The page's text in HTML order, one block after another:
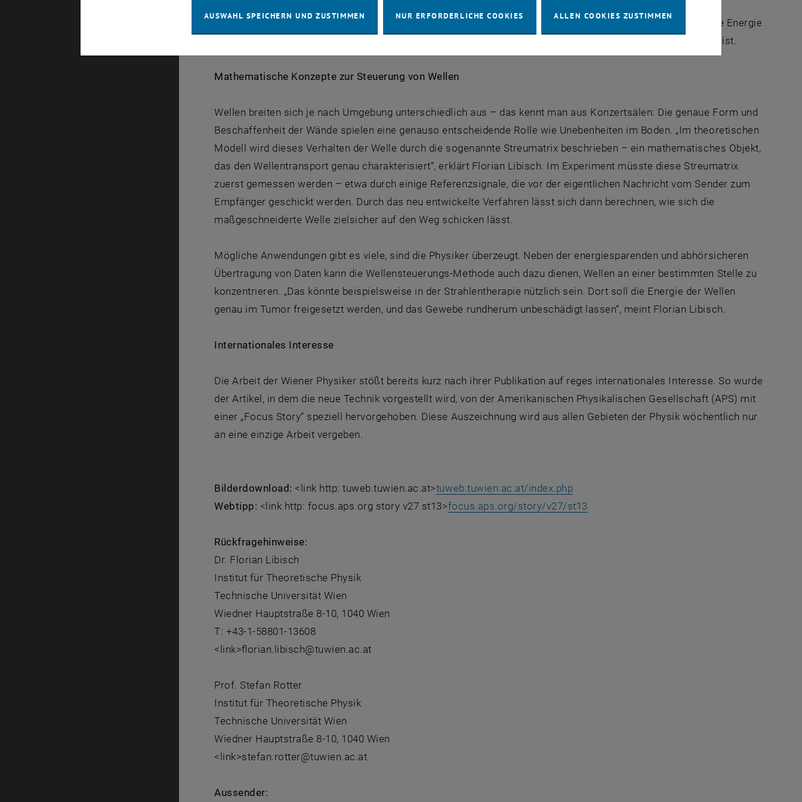
Abhörmikrophonen vorbeischwindeln, sondern auch Energie sparen: Schließlich landet am Ende die gesamte Energie
der Welle verlustfrei genau dort, wo man sie haben will, und nicht in Raumbereichen, wo sie ohnehin unnötig ist.
Mathematische Konzepte zur Steuerung von Wellen
Wellen breiten sich je nach Umgebung unterschiedlich aus – das kennt man aus Konzertsälen: Die genaue Form und
Beschaffenheit der Wände spielen eine genauso entscheidende Rolle wie Unebenheiten im Boden. „Im theoretischen
Modell wird dieses Verhalten der Welle durch die sogenannte Streumatrix beschrieben – ein mathematisches Objekt,
das den Wellentransport genau charakterisiert“, erklärt Florian Libisch. Im Experiment müsste diese Streumatrix
zuerst gemessen werden – etwa durch einige Referenzsignale, die vor der eigentlichen Nachricht vom Sender zum
Empfänger geschickt werden. Durch das neu entwickelte Verfahren lässt sich dann berechnen, wie sich die
maßgeschneiderte Welle zielsicher auf den Weg schicken lässt.
Mögliche Anwendungen gibt es viele, sind die Physiker überzeugt. Neben der energiesparenden und abhörsicheren
Übertragung von Daten kann die Wellensteuerungs-Methode auch dazu dienen, Wellen an einer bestimmten Stelle zu
konzentrieren. „Das könnte beispielsweise in der Strahlentherapie nützlich sein. Dort soll die Energie der Wellen
genau im Tumor freigesetzt werden, und das Gewebe rundherum unbeschädigt lassen“, meint Florian Libisch.
Internationales Interesse
Die Arbeit der Wiener Physiker stößt bereits kurz nach ihrer Publikation auf reges internationales Interesse. So wurde
der Artikel, in dem die neue Technik vorgestellt wird, von der Amerikanischen Physikalischen Gesellschaft (APS) mit
einer „Focus Story“ speziell hervorgehoben. Diese Auszeichnung wird aus allen Gebieten der Physik wöchentlich nur
an eine einzige Arbeit vergeben.
Bilderdownload:<link http: tuweb.tuwien.ac.at>tuweb.tuwien.ac.at/index.php
Webtipp: <link http: focus.aps.org story v27 st13>focus.aps.org/story/v27/st13
Rückfragehinweise:
Dr. Florian Libisch
Institut für Theoretische Physik
Technische Universität Wien
Wiedner Hauptstraße 8-10, 1040 Wien
T: +43-1-58801-13608
<link>florian.libisch@tuwien.ac.at
Prof. Stefan Rotter
Institut für Theoretische Physik
Technische Universität Wien
Wiedner Hauptstraße 8-10, 1040 Wien
<link>stefan.rotter@tuwien.ac.at
Aussender:
AUSWAHL SPEICHERN UND ZUSTIMMEN NUR ERFORDERLICHE COOKIES ALLEN COOKIES ZUSTIMMEN